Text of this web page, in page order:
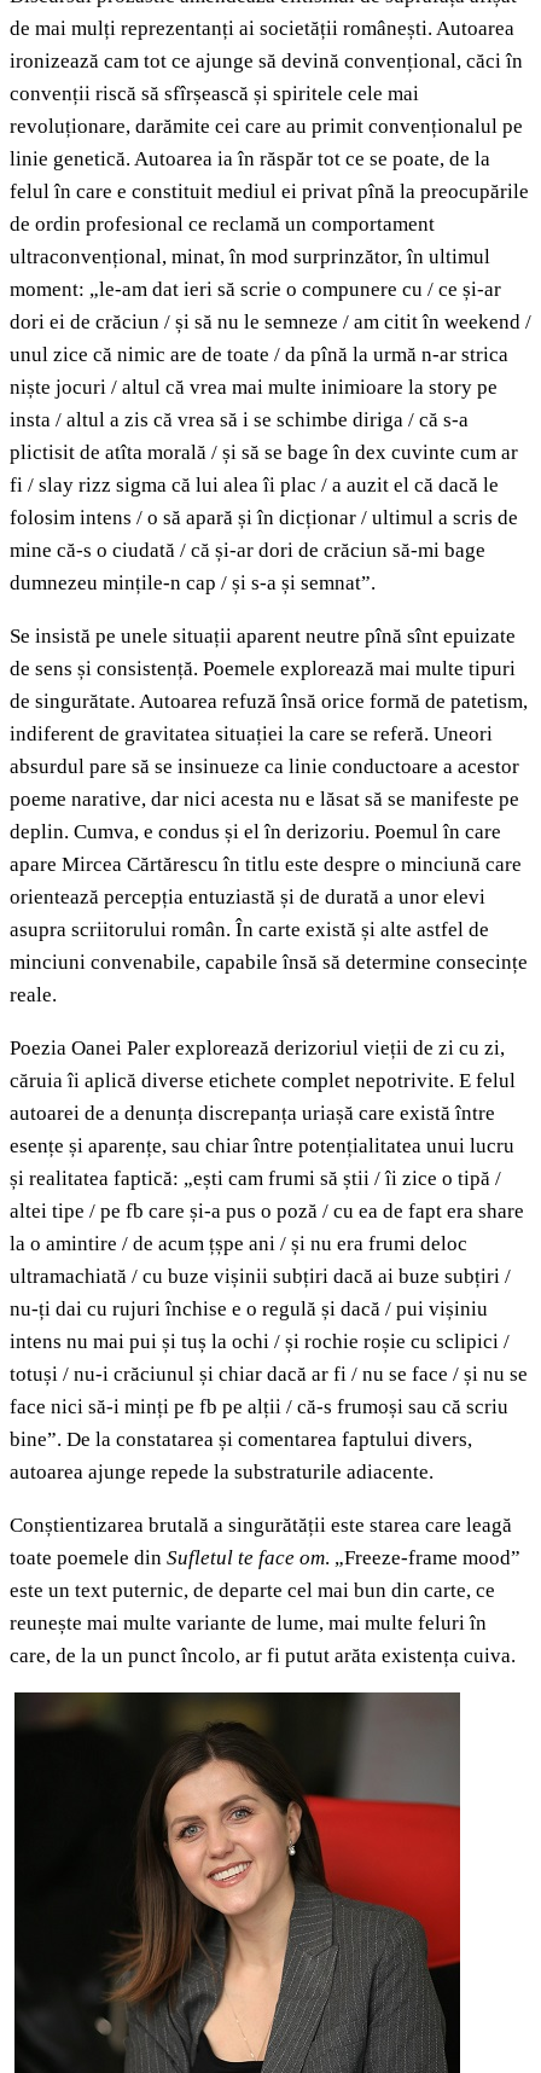
de mai mulți reprezentanți ai societății românești. Autoarea
ironizează cam tot ce ajunge să devină convențional, căci în
convenții riscă să sfîrșească și spiritele cele mai
revoluționare, darămite cei care au primit convenționalul pe
linie genetică. Autoarea ia în răspăr tot ce se poate, de la
felul în care e constituit mediul ei privat pînă la preocupările
de ordin profesional ce reclamă un comportament
ultraconvențional, minat, în mod surprinzător, în ultimul
moment: „le-am dat ieri să scrie o compunere cu / ce și-ar
dori ei de crăciun / și să nu le semneze / am citit în weekend /
unul zice că nimic are de toate / da pînă la urmă n-ar strica
niște jocuri / altul că vrea mai multe inimioare la story pe
insta / altul a zis că vrea să i se schimbe diriga / că s-a
plictisit de atîta morală / și să se bage în dex cuvinte cum ar
fi / slay rizz sigma că lui alea îi plac / a auzit el că dacă le
folosim intens / o să apară și în dicționar / ultimul a scris de
mine că-s o ciudată / că și-ar dori de crăciun să-mi bage
dumnezeu mințile-n cap / și s-a și semnat”.
Se insistă pe unele situații aparent neutre pînă sînt epuizate
de sens și consistență. Poemele explorează mai multe tipuri
de singurătate. Autoarea refuză însă orice formă de patetism,
indiferent de gravitatea situației la care se referă. Uneori
absurdul pare să se insinueze ca linie conductoare a acestor
poeme narative, dar nici acesta nu e lăsat să se manifeste pe
deplin. Cumva, e condus și el în derizoriu. Poemul în care
apare Mircea Cărtărescu în titlu este despre o minciună care
orientează percepția entuziastă și de durată a unor elevi
asupra scriitorului român. În carte există și alte astfel de
minciuni convenabile, capabile însă să determine consecințe
reale.
Poezia Oanei Paler explorează derizoriul vieții de zi cu zi,
căruia îi aplică diverse etichete complet nepotrivite. E felul
autoarei de a denunța discrepanța uriașă care există între
esențe și aparențe, sau chiar între potențialitatea unui lucru
și realitatea faptică: „ești cam frumi să știi / îi zice o tipă /
altei tipe / pe fb care și-a pus o poză / cu ea de fapt era share
la o amintire / de acum țșpe ani / și nu era frumi deloc
ultramachiată / cu buze vișinii subțiri dacă ai buze subțiri /
nu-ți dai cu rujuri închise e o regulă și dacă / pui vișiniu
intens nu mai pui și tuș la ochi / și rochie roșie cu sclipici /
totuși / nu-i crăciunul și chiar dacă ar fi / nu se face / și nu se
face nici să-i minți pe fb pe alții / că-s frumoși sau că scriu
bine”. De la constatarea și comentarea faptului divers,
autoarea ajunge repede la substraturile adiacente.
Conștientizarea brutală a singurătății este starea care leagă
toate poemele din Sufletul te face om. „Freeze-frame mood”
este un text puternic, de departe cel mai bun din carte, ce
reunește mai multe variante de lume, mai multe feluri în
care, de la un punct încolo, ar fi putut arăta existența cuiva.